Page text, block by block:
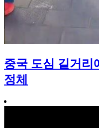
중국 도심 길거리
정체